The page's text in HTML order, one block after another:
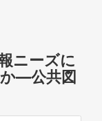
ニーズに
―公共図